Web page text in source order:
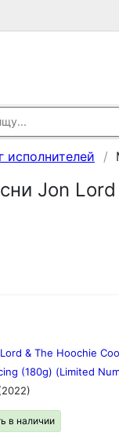
исполнителей
Jon
& The Hoochie
(180g) (Limited
в наличии